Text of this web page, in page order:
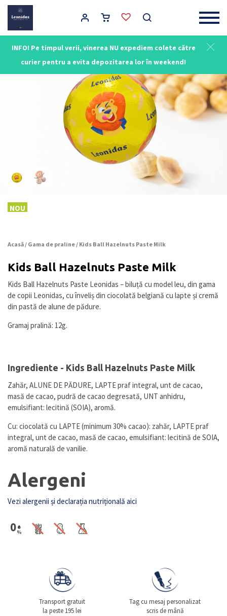
INFO! Pe timpul verii, vinerea NU expediem colete către
curier pentru a evita depozitarea lor în weekend!
Main Navigation
Acasă/ Gama de praline/ Kids Ball Hazelnuts Paste Milk
Kids Ball Hazelnuts Paste Milk
Kids Ball Hazelnuts Paste Leonidas – biluță cu model leu, din gama
de copii Leonidas, cu înveliș din ciocolată belgiană cu lapte și cremă
din pastă de alune de pădure.
Gramaj pralină: 12g.
Ingrediente - Kids Ball Hazelnuts Paste Milk
Zahăr, ALUNE DE PĂDURE, LAPTE praf integral, unt de cacao,
masă de cacao, pudră de cacao degresată, UNT anhidru,
emulsifiant: lecitină (SOIA), aromă.
Cu: ciocolată cu LAPTE (minimum 30% cacao): zahăr, LAPTE praf
integral, unt de cacao, masă de cacao, emulsifiant: lecitină de SOIA,
aromă naturală de vanilie.
Alergeni
Vezi alergenii și declarația nutrițională aici
NOU
NOU
Transport gratuit
la peste 195 lei
Tag cu mesaj personalizat
scris de mână